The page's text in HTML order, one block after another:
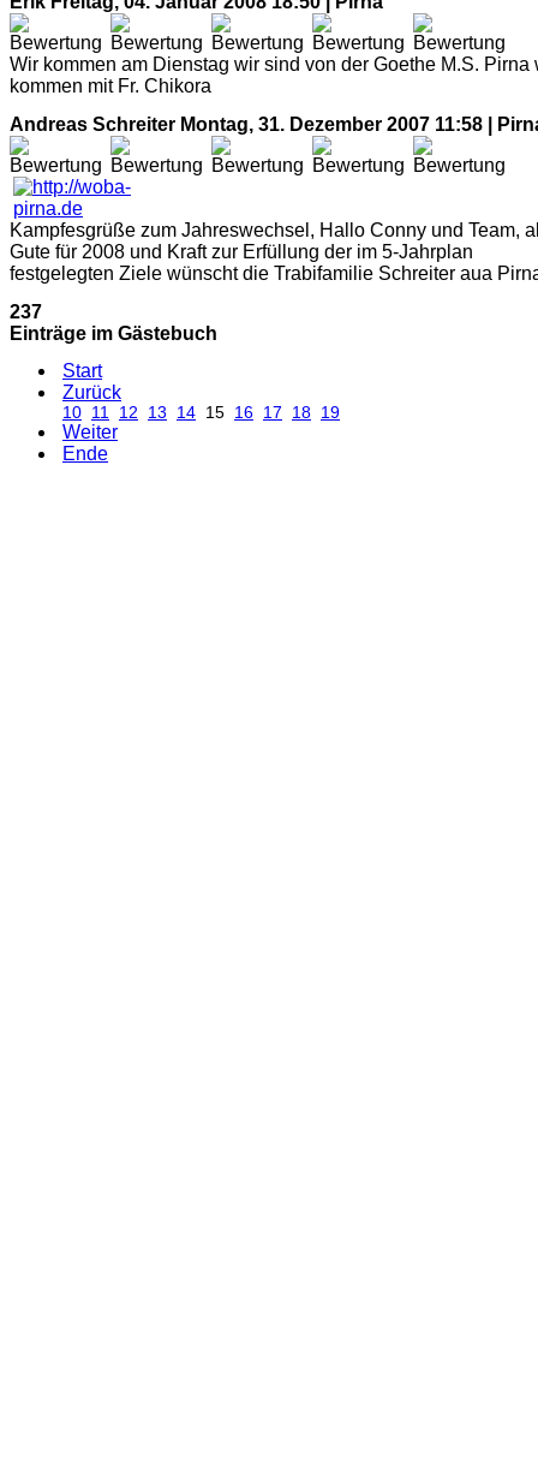
Wir kommen am Dienstag wir sind von der Goethe M.S. Pirna
kommen mit Fr. Chikora
Andreas Schreiter Montag, 31. Dezember 2007 11:58 |
Kampfesgrüße zum Jahreswechsel, Hallo Conny und Team,
Gute für 2008 und Kraft zur Erfüllung der im 5-Jahrplan
festgelegten Ziele wünscht die Trabifamilie Schreiter aua
237
Einträge im Gästebuch
Start
Zurück
10 11 12 13 14 15 16 17 18 19
Weiter
Ende